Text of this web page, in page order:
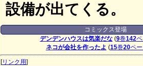
設備が出てくる。
コミックス登場
デンデンハウスは気楽だな(9巻142
ネコが会社を作ったよ (15巻20ペ
[リンク用]